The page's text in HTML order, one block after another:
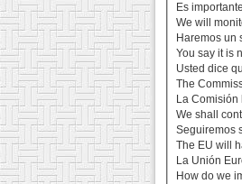
Es
We will
Haremos un
You say it is
Usted dice
The
La Comisión
We shall
Seguiremos
The EU will
La Unión
How do we